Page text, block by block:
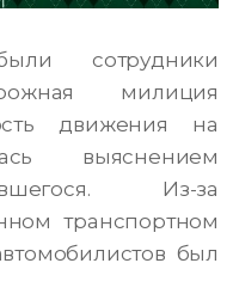
сотрудники
милиция
движения на
выяснением
Из-за
транспортном
был